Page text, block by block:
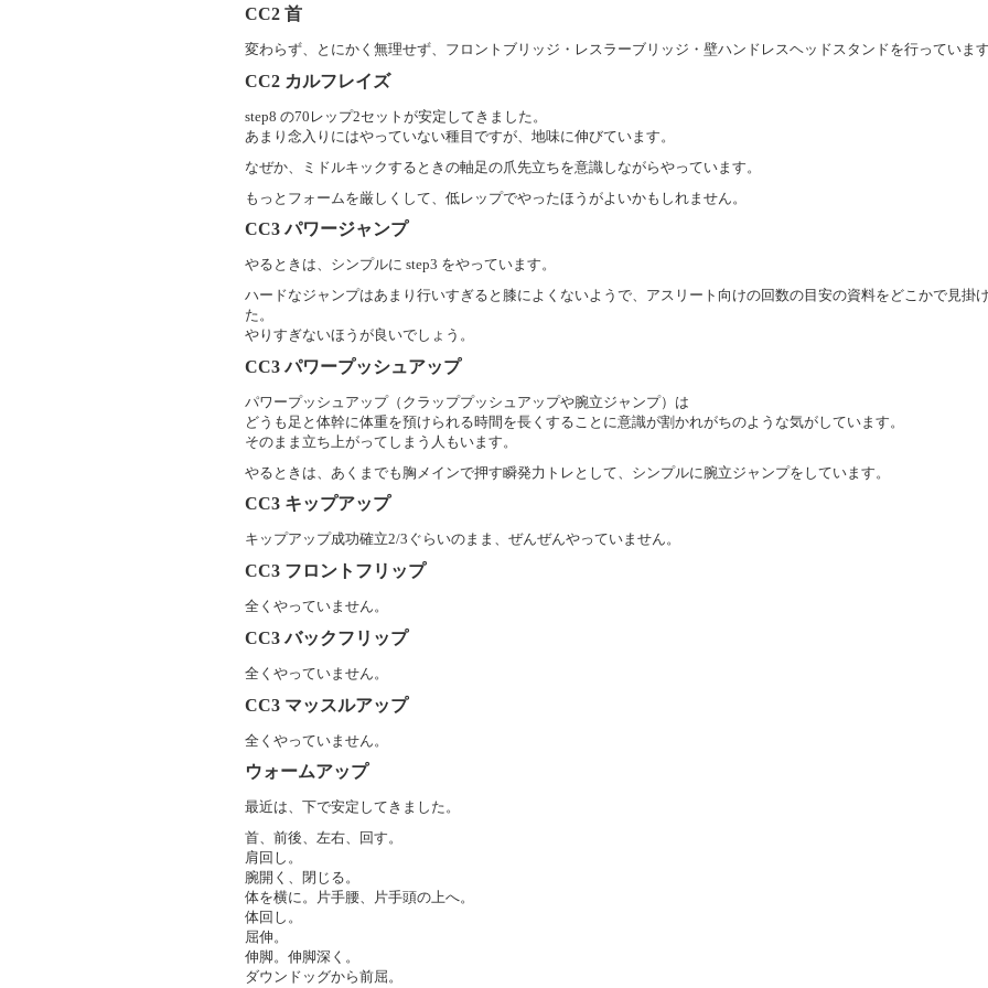
CC2 首
変わらず、とにかく無理せず、フロントブリッジ・レスラーブリッジ・壁ハンドレスヘッドスタンドを行っています
CC2 カルフレイズ
step8 の70レップ2セットが安定してきました。
あまり念入りにはやっていない種目ですが、地味に伸びています。
なぜか、ミドルキックするときの軸足の爪先立ちを意識しながらやっています。
もっとフォームを厳しくして、低レップでやったほうがよいかもしれません。
CC3パワージャンプ
やるときは、シンプルに step3 をやっています。
ハードなジャンプはあまり行いすぎると膝によくないようで、アスリート向けの回数の目安の資料をどこかで見掛
た。
やりすぎないほうが良いでしょう。
CC3パワープッシュアップ
パワープッシュアップ（クラッププッシュアップや腕立ジャンプ）は
どうも足と体幹に体重を預けられる時間を長くすることに意識が割かれがちのような気がしています。
そのまま立ち上がってしまう人もいます。
やるときは、あくまでも胸メインで押す瞬発力トレとして、シンプルに腕立ジャンプをしています。
CC3 キップアップ
キップアップ成功確立2/3ぐらいのまま、ぜんぜんやっていません。
CC3 フロントフリップ
全くやっていません。
CC3バックフリップ
全くやっていません。
CC3 マッスルアップ
全くやっていません。
ウォームアップ
最近は、下で安定してきました。
首、前後、左右、回す。
肩回し。
腕開く、閉じる。
体を横に。片手腰、片手頭の上へ。
体回し。
屈伸。
伸脚。伸脚深く。
ダウンドッグから前屈。